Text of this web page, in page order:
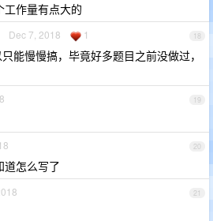
作量有点大的
18
Dec 7, 2018 1
能慢慢搞，毕竟好多题目之前没做过，
19
20
道怎么写了
21